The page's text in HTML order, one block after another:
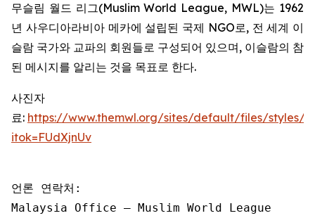
무슬림 월드 리그(Muslim World League, MWL)는 1962
년 사우디아라비아 메카에 설립된 국제 NGO로, 전 세계 이
슬람 국가와 교파의 회원들로 구성되어 있으며, 이슬람의 참
된 메시지를 알리는 것을 목표로 한다.
사진자
료: https://www.themwl.org/sites/default/files/styles/
itok=FUdXjnUv
언론 연락처:
Malaysia Office – Muslim World League